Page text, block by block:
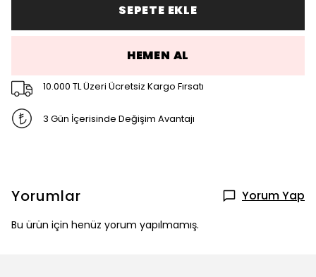
SEPETE EKLE
HEMEN AL
10.000 TL Üzeri Ücretsiz Kargo Fırsatı
3 Gün İçerisinde Değişim Avantajı
Yorumlar Yorum Yap
Bu ürün için henüz yorum yapılmamış.